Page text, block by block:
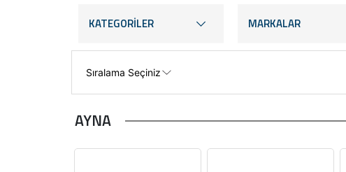
KATEGORİLER MARKALAR
AYNA